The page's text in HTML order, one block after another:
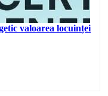
valoarea locuinței